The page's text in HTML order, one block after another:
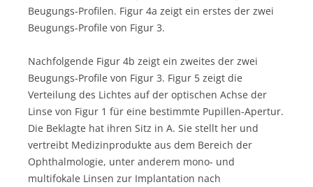
Beugungs-Profilen. Figur 4a zeigt ein erstes der zwei
Beugungs-Profile von Figur 3.
Nachfolgende Figur 4b zeigt ein zweites der zwei
Beugungs-Profile von Figur 3. Figur 5 zeigt die
Verteilung des Lichtes auf der optischen Achse der
Linse von Figur 1 für eine bestimmte Pupillen-Apertur.
Die Beklagte hat ihren Sitz in A. Sie stellt her und
vertreibt Medizinprodukte aus dem Bereich der
Ophthalmologie, unter anderem mono- und
multifokale Linsen zur Implantation nach